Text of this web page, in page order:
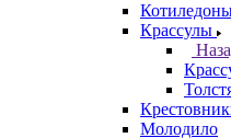
Крассулы
Молодило